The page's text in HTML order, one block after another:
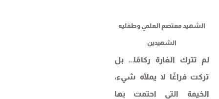
الشهيد معتصم العلمي وطفليه
الشهيدين
لم تترك الغارة ركامًا… بل
تركت فراغًا لا يملأه شيء،
الخيمة التي احتمت بها